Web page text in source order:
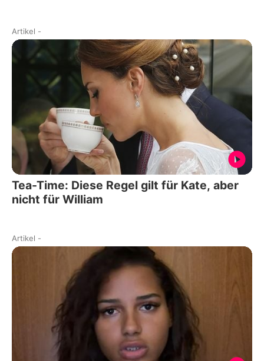
Artikel -
Tea-Time: Diese Regel gilt für Kate, aber
nicht für William
Artikel -